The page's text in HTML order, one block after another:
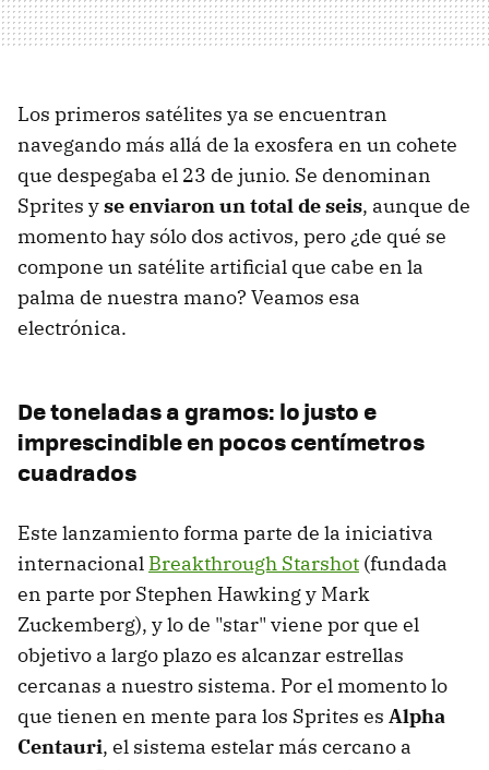
Los primeros satélites ya se encuentran
navegando más allá de la exosfera en un cohete
que despegaba el 23 de junio. Se denominan
Sprites yse enviaron un total de seis, aunque de
momento hay sólo dos activos, pero ¿de qué se
compone un satélite artificial que cabe en la
palma de nuestra mano? Veamos esa
electrónica.
De toneladas a gramos: lo justo e
imprescindible en pocos centímetros
cuadrados
Este lanzamiento forma parte de la iniciativa
internacional Breakthrough Starshot (fundada
en parte por Stephen Hawking y Mark
Zuckemberg), y lo de "star" viene por que el
objetivo a largo plazo es alcanzar estrellas
cercanas a nuestro sistema. Por el momento lo
que tienen en mente para los Sprites es Alpha
Centauri, el sistema estelar más cercano a